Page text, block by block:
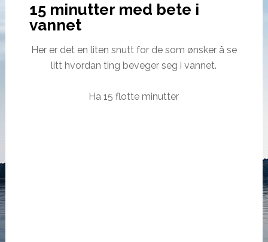
15 minutter med bete i
vannet
Her er det en liten snutt for de som ønsker å se
litt hvordan ting beveger seg i vannet.
Ha 15 flotte minutter